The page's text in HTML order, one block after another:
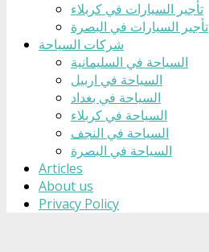
تأجير السيارات في كربلاء
تأجير السيارات في البصرة
شركات السياحة
السياحة في السليمانية
السياحة في اربيل
السياحة في بغداد
السياحة في كربلاء
السياحة في النجف
السياحة في البصرة
Articles
About us
Privacy Policy